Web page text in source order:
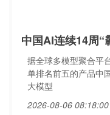
中国AI连续14周“
据全球多模型聚合平
单排名前五的产品中
大模型
2026-08-06 08:18:00